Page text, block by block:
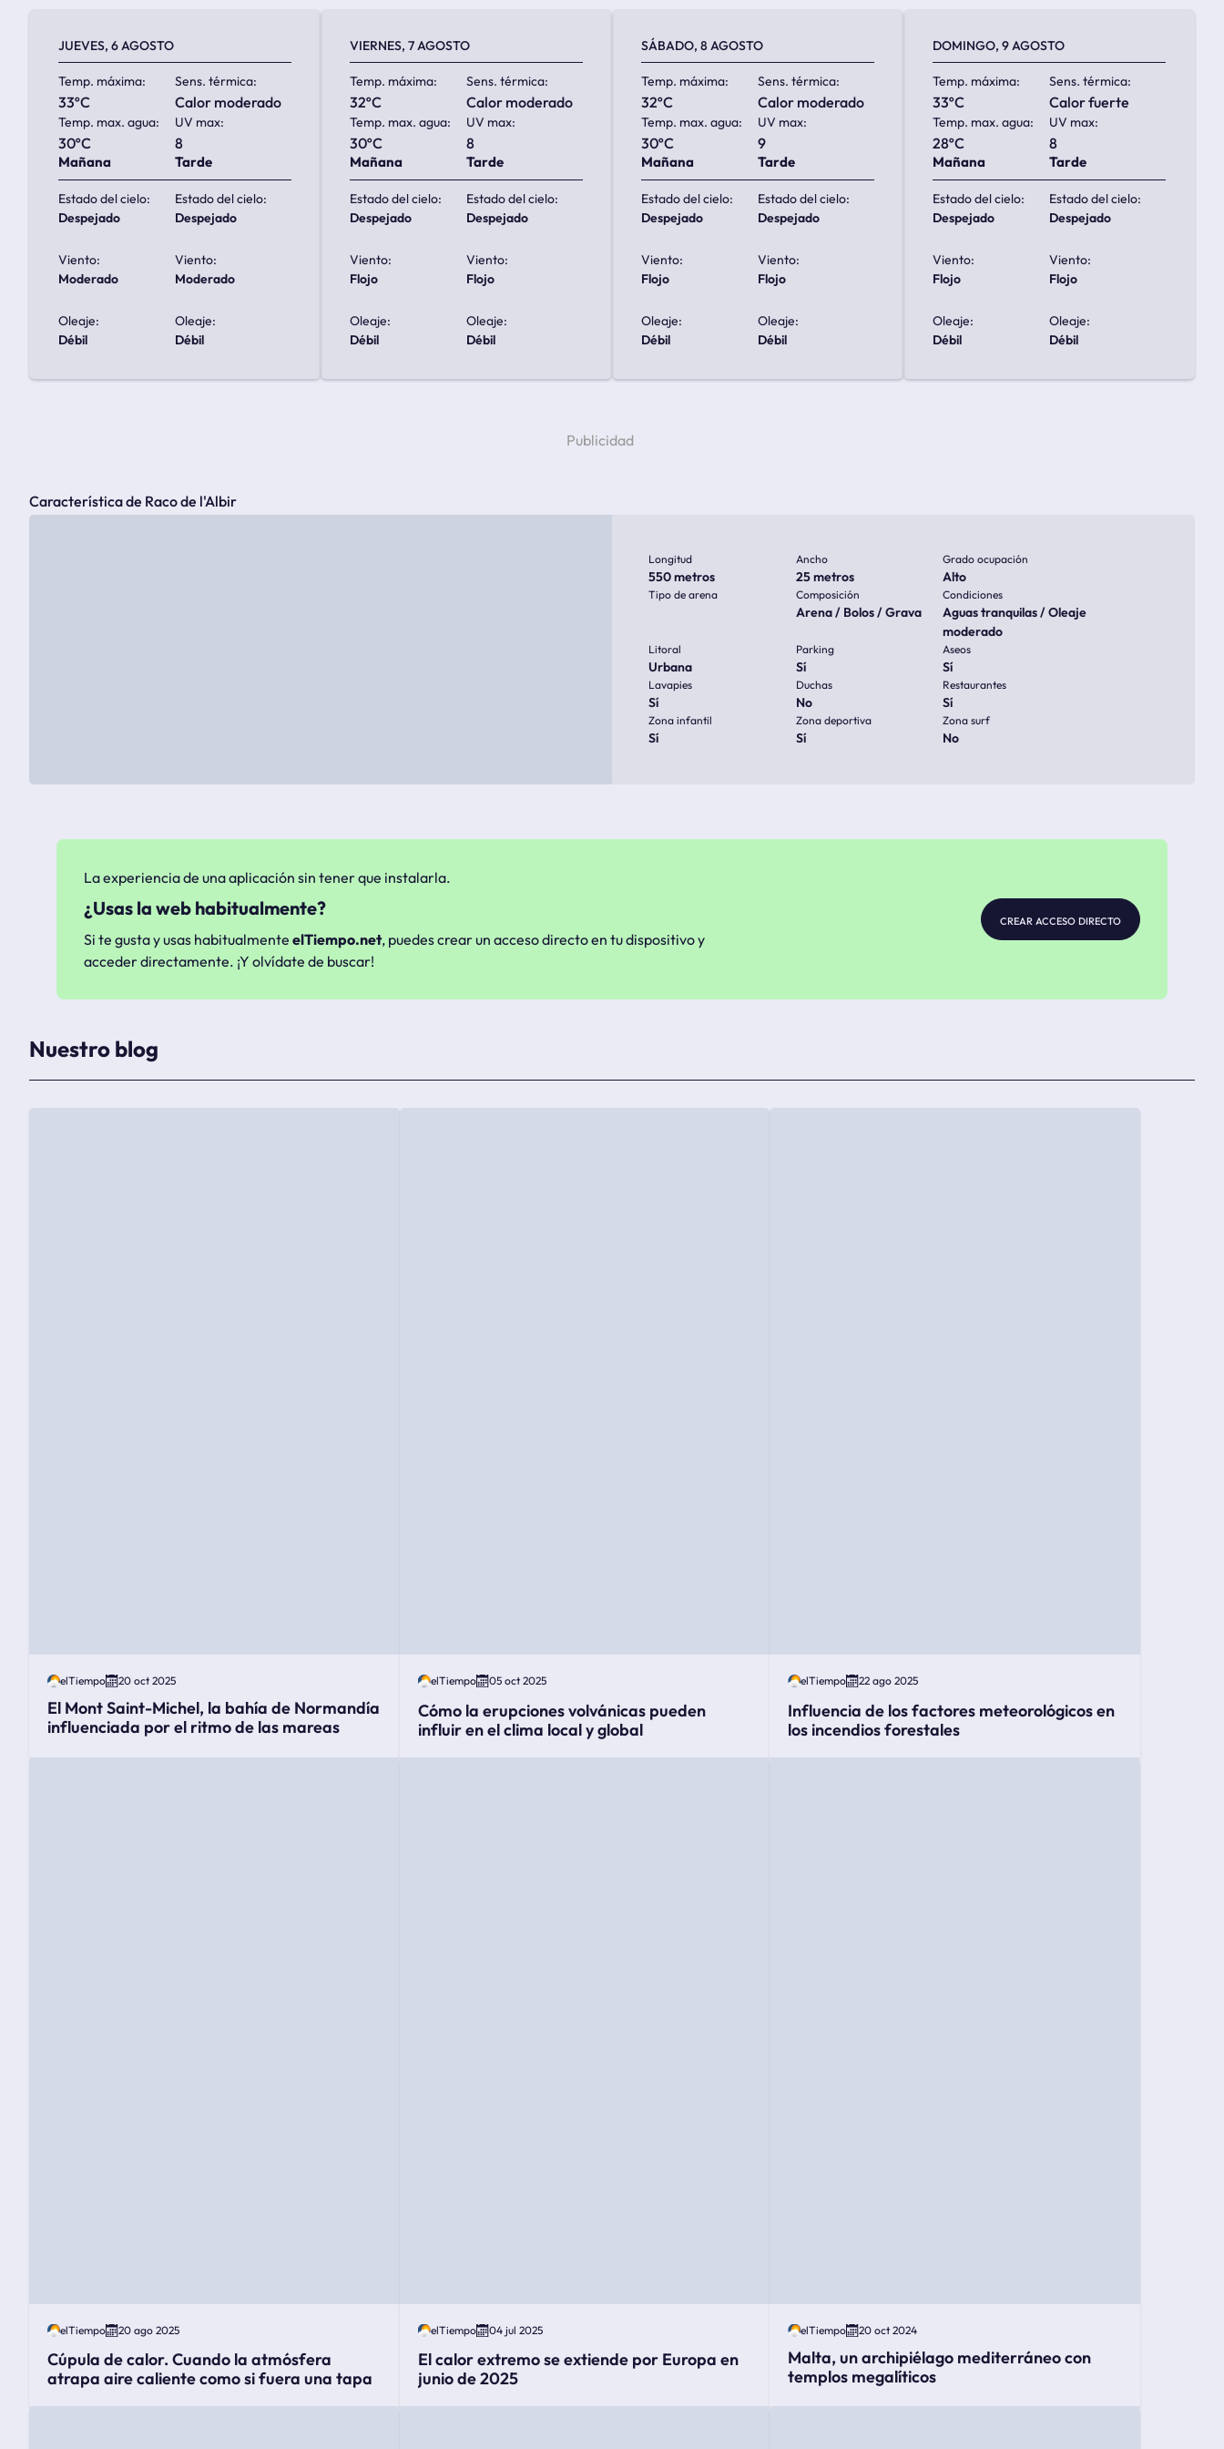
JUEVES, 6 AGOSTO
Temp. máxima:
33ºC
Sens. térmica:
calor moderado
Temp. max. agua:
30ºC
UV max:
8
Mañana
Estado del cielo:
despejado
Viento:
moderado
Oleaje:
débil
Tarde
Estado del cielo:
despejado
Viento:
moderado
Oleaje:
débil
VIERNES, 7 AGOSTO
Temp. máxima:
32ºC
Sens. térmica:
calor moderado
Temp. max. agua:
30ºC
UV max:
8
Mañana
Estado del cielo:
despejado
Viento:
flojo
Oleaje:
débil
Tarde
Estado del cielo:
despejado
Viento:
flojo
Oleaje:
débil
SÁBADO, 8 AGOSTO
Temp. máxima:
32ºC
Sens. térmica:
calor moderado
Temp. max. agua:
30ºC
UV max:
9
Mañana
Estado del cielo:
despejado
Viento:
flojo
Oleaje:
débil
Tarde
Estado del cielo:
despejado
Viento:
flojo
Oleaje:
débil
DOMINGO, 9 AGOSTO
Temp. máxima:
33ºC
Sens. térmica:
calor fuerte
Temp. max. agua:
28ºC
UV max:
8
Mañana
Estado del cielo:
despejado
Viento:
flojo
Oleaje:
débil
Tarde
Estado del cielo:
despejado
Viento:
flojo
Oleaje:
débil
Característica de Raco de l'Albir
Longitud
550 metros
Ancho
25 metros
Grado ocupación
Alto
Tipo de arena Composición
Arena / Bolos / Grava
Condiciones
Aguas tranquilas / Oleaje
moderado
Litoral
Urbana
Parking
Sí
Aseos
Sí
Lavapies
Sí
Duchas
No
Restaurantes
Sí
Zona infantil
Sí
Zona deportiva
Sí
Zona surf
No
La experiencia de una aplicación sin tener que instalarla.
¿Usas la web habitualmente?
Si te gusta y usas habitualmente elTiempo.net, puedes crear un acceso directo en tu dispositivo y
acceder directamente. ¡Y olvídate de buscar!
crear acceso directo
Nuestro blog
elTiempo 20 oct 2025
El Mont Saint-Michel, la bahía de Normandía
influenciada por el ritmo de las mareas
elTiempo 05 oct 2025
Cómo la erupciones volvánicas pueden
influir en el clima local y global
elTiempo 22 ago 2025
Influencia de los factores meteorológicos en
los incendios forestales
elTiempo 20 ago 2025
Cúpula de calor. Cuando la atmósfera
atrapa aire caliente como si fuera una tapa
elTiempo 04 jul 2025
El calor extremo se extiende por Europa en
junio de 2025
elTiempo 20 oct 2024
Malta, un archipiélago mediterráneo con
templos megalíticos